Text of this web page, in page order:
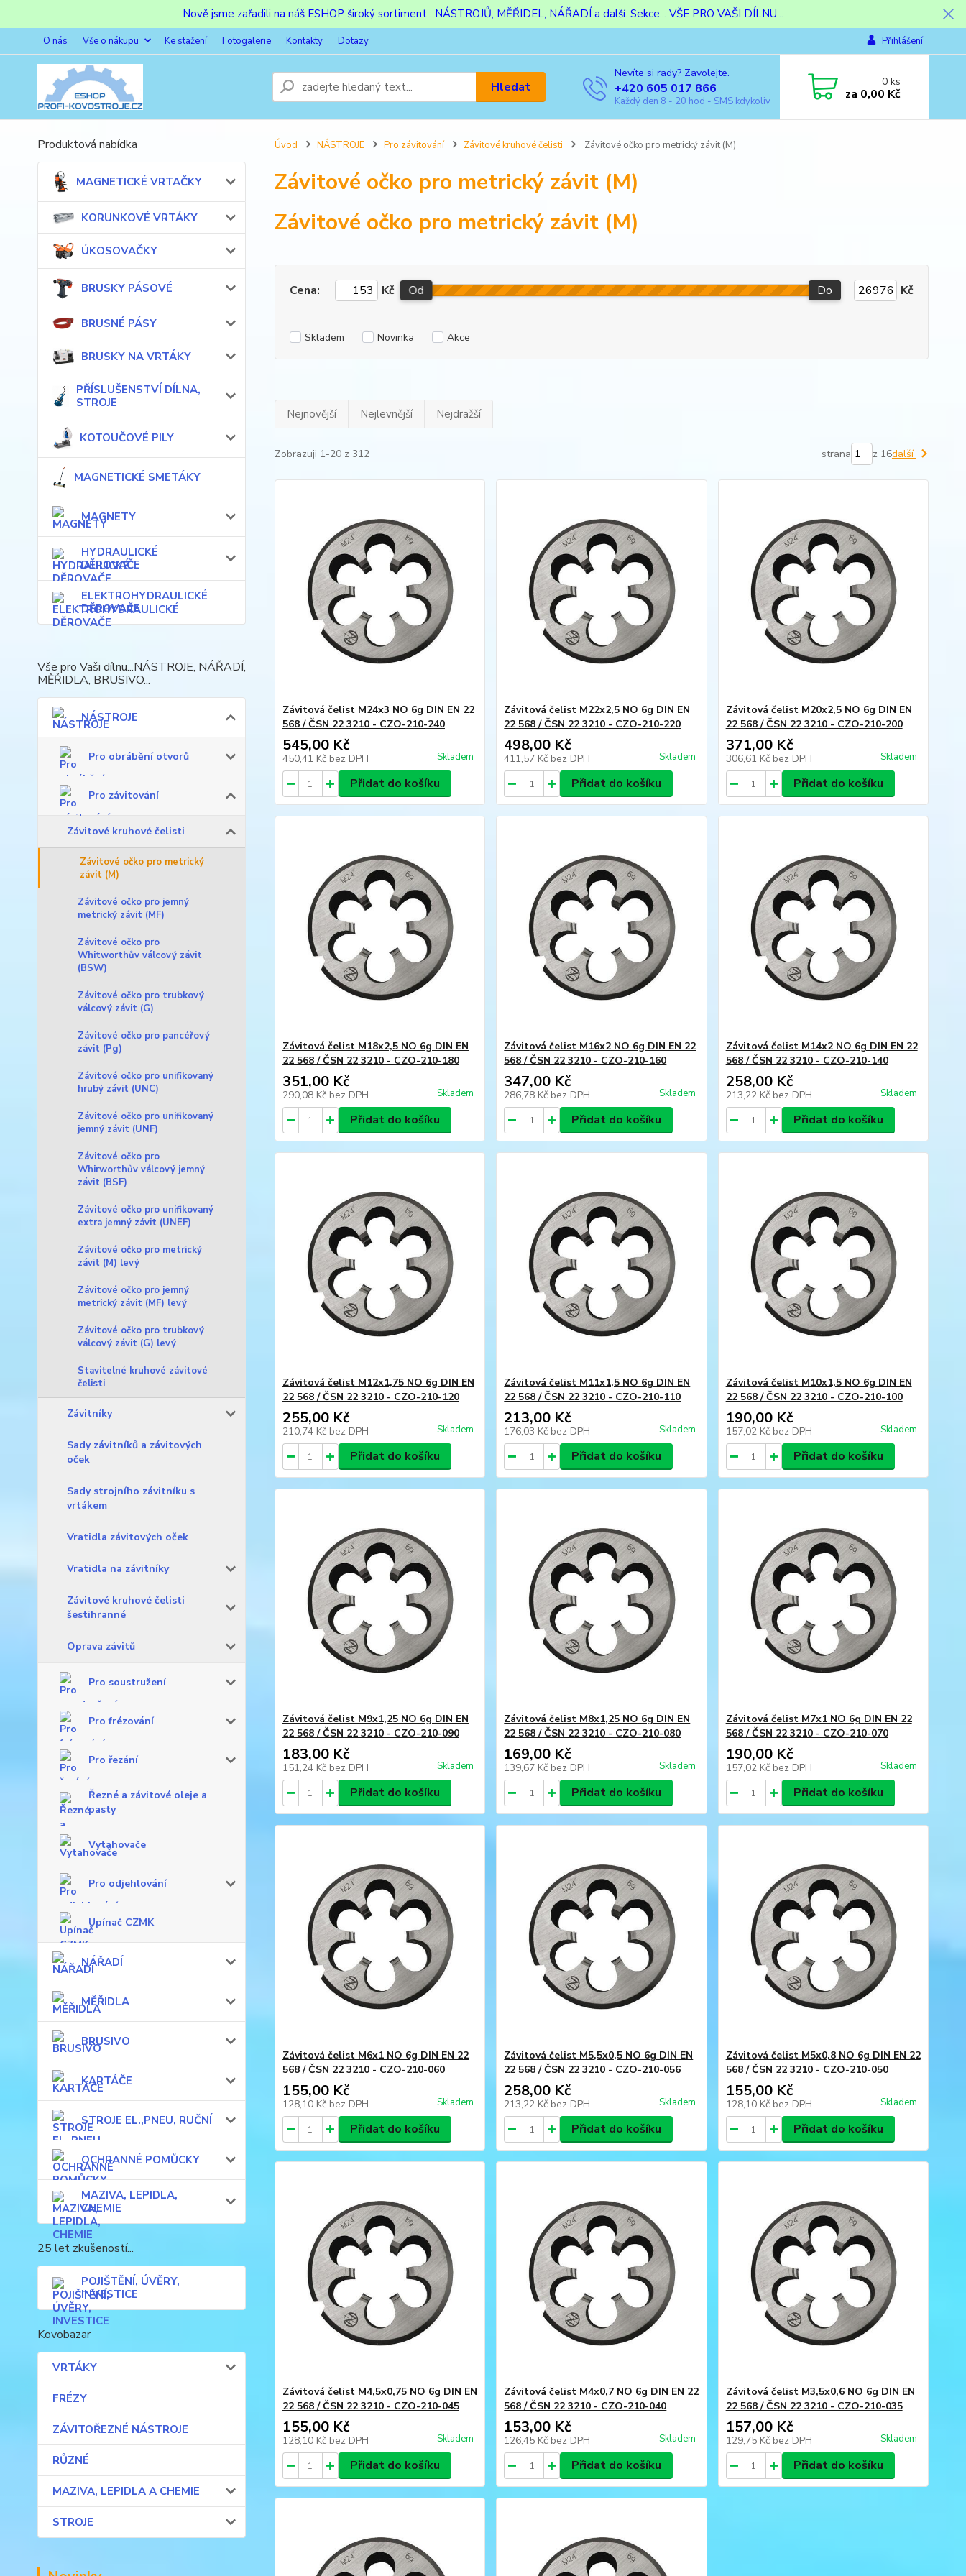
Nově jsme zařadili na náš ESHOP široký sortiment : NÁSTROJŮ, MĚŘIDEL, NÁŘADÍ a další. Sekce... VŠE PRO VAŠI DÍLNU...
O nás Vše o nákupu Ke stažení Fotogalerie Kontakty Dotazy Přihlášení
Hledat
Nevíte si rady? Zavolejte.
+420 605 017 866
Každý den 8 - 20 hod - SMS kdykoliv
0ks
za 0,00 Kč
Produktová nabídka
MAGNETICKÉ VRTAČKY
KORUNKOVÉ VRTÁKY
ÚKOSOVAČKY
BRUSKY PÁSOVÉ
BRUSNÉ PÁSY
BRUSKY NA VRTÁKY
PŘÍSLUŠENSTVÍ DÍLNA,
STROJE
KOTOUČOVÉ PILY
MAGNETICKÉ SMETÁKY
MAGNETY
HYDRAULICKÉ
DĚROVAČE
ELEKTROHYDRAULICKÉ
DĚROVAČE
Vše pro Vaši dílnu...NÁSTROJE, NÁŘADÍ,
MĚŘIDLA, BRUSIVO...
NÁSTROJE
Pro obrábění otvorů
Pro závitování
Závitové kruhové čelisti
Závitové očko pro metrický
závit (M)
Závitové očko pro jemný
metrický závit (MF)
Závitové očko pro
Whitworthův válcový závit
(BSW)
Závitové očko pro trubkový
válcový závit (G)
Závitové očko pro pancéřový
závit (Pg)
Závitové očko pro unifikovaný
hrubý závit (UNC)
Závitové očko pro unifikovaný
jemný závit (UNF)
Závitové očko pro
Whirworthův válcový jemný
závit (BSF)
Závitové očko pro unifikovaný
extra jemný závit (UNEF)
Závitové očko pro metrický
závit (M) levý
Závitové očko pro jemný
metrický závit (MF) levý
Závitové očko pro trubkový
válcový závit (G) levý
Stavitelné kruhové závitové
čelisti
Závitníky
Sady závitníků a závitových
oček
Sady strojního závitníku s
vrtákem
Vratidla závitových oček
Vratidla na závitníky
Závitové kruhové čelisti
šestihranné
Oprava závitů
Pro soustružení
Pro frézování
Pro řezání
Řezné a závitové oleje a
pasty
Vytahovače
Pro odjehlování
Upínač CZMK
NÁŘADÍ
MĚŘIDLA
BRUSIVO
KARTÁČE
STROJE EL.,PNEU, RUČNÍ
OCHRANNÉ POMŮCKY
MAZIVA, LEPIDLA,
CHEMIE
25 let zkušeností...
POJIŠTĚNÍ, ÚVĚRY,
INVESTICE
Kovobazar
VRTÁKY
FRÉZY
ZÁVITOŘEZNÉ NÁSTROJE
RŮZNÉ
MAZIVA, LEPIDLA A CHEMIE
STROJE
Úvod NÁSTROJE Pro závitování Závitové kruhové čelisti Závitové očko pro metrický závit (M)
Závitové očko pro metrický závit (M)
Závitové očko pro metrický závit (M)
Cena: Kč Od Do Kč
Skladem Novinka Akce
Nejnovější Nejlevnější Nejdražší
Zobrazuji 1-20 z 312 strana z 16další
Závitová čelist M24x3 NO 6g DIN EN 22
568 / ČSN 22 3210 - CZO-210-240
545,00 Kč
450,41 Kč bez DPH Skladem
Přidat do košíku
Závitová čelist M22x2,5 NO 6g DIN EN
22 568 / ČSN 22 3210 - CZO-210-220
498,00 Kč
411,57 Kč bez DPH Skladem
Přidat do košíku
Závitová čelist M20x2,5 NO 6g DIN EN
22 568 / ČSN 22 3210 - CZO-210-200
371,00 Kč
306,61 Kč bez DPH Skladem
Přidat do košíku
Závitová čelist M18x2,5 NO 6g DIN EN
22 568 / ČSN 22 3210 - CZO-210-180
351,00 Kč
290,08 Kč bez DPH Skladem
Přidat do košíku
Závitová čelist M16x2 NO 6g DIN EN 22
568 / ČSN 22 3210 - CZO-210-160
347,00 Kč
286,78 Kč bez DPH Skladem
Přidat do košíku
Závitová čelist M14x2 NO 6g DIN EN 22
568 / ČSN 22 3210 - CZO-210-140
258,00 Kč
213,22 Kč bez DPH Skladem
Přidat do košíku
Závitová čelist M12x1,75 NO 6g DIN EN
22 568 / ČSN 22 3210 - CZO-210-120
255,00 Kč
210,74 Kč bez DPH Skladem
Přidat do košíku
Závitová čelist M11x1,5 NO 6g DIN EN
22 568 / ČSN 22 3210 - CZO-210-110
213,00 Kč
176,03 Kč bez DPH Skladem
Přidat do košíku
Závitová čelist M10x1,5 NO 6g DIN EN
22 568 / ČSN 22 3210 - CZO-210-100
190,00 Kč
157,02 Kč bez DPH Skladem
Přidat do košíku
Závitová čelist M9x1,25 NO 6g DIN EN
22 568 / ČSN 22 3210 - CZO-210-090
183,00 Kč
151,24 Kč bez DPH Skladem
Přidat do košíku
Závitová čelist M8x1,25 NO 6g DIN EN
22 568 / ČSN 22 3210 - CZO-210-080
169,00 Kč
139,67 Kč bez DPH Skladem
Přidat do košíku
Závitová čelist M7x1 NO 6g DIN EN 22
568 / ČSN 22 3210 - CZO-210-070
190,00 Kč
157,02 Kč bez DPH Skladem
Přidat do košíku
Závitová čelist M6x1 NO 6g DIN EN 22
568 / ČSN 22 3210 - CZO-210-060
155,00 Kč
128,10 Kč bez DPH Skladem
Přidat do košíku
Závitová čelist M5,5x0,5 NO 6g DIN EN
22 568 / ČSN 22 3210 - CZO-210-056
258,00 Kč
213,22 Kč bez DPH Skladem
Přidat do košíku
Závitová čelist M5x0,8 NO 6g DIN EN 22
568 / ČSN 22 3210 - CZO-210-050
155,00 Kč
128,10 Kč bez DPH Skladem
Přidat do košíku
Závitová čelist M4,5x0,75 NO 6g DIN EN
22 568 / ČSN 22 3210 - CZO-210-045
155,00 Kč
128,10 Kč bez DPH Skladem
Přidat do košíku
Závitová čelist M4x0,7 NO 6g DIN EN 22
568 / ČSN 22 3210 - CZO-210-040
153,00 Kč
126,45 Kč bez DPH Skladem
Přidat do košíku
Závitová čelist M3,5x0,6 NO 6g DIN EN
22 568 / ČSN 22 3210 - CZO-210-035
157,00 Kč
129,75 Kč bez DPH Skladem
Přidat do košíku